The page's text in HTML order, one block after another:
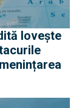
lovește